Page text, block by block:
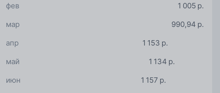
1 005 р.
фев
990,94 р.
мар
1 153 р.
апр
1 134 р.
май
1 157 р.
июн